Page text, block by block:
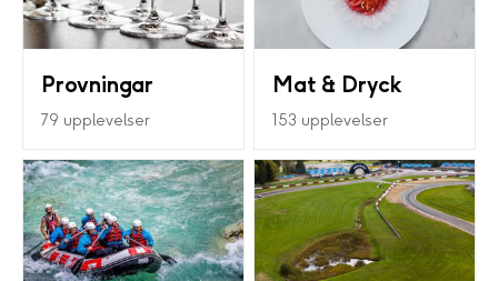
Provningar
79 upplevelser
Mat & Dryck
153 upplevelser